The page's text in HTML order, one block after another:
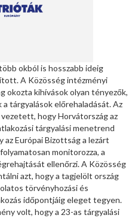
okból is hosszabb ideig
A Közösség intézményi
okozta kihívások olyan tényezők,
tárgyalások előrehaladását. Az
hogy Horvátország az
tárgyalási menetrend
Európai Bizottság a lezárt
monitorozza, a
ellenőrzi. A Közösség
azt, hogy a tagjelölt ország
törvényhozási és
időpontjáig eleget tegyen.
volt, hogy a 23-as tárgyalási